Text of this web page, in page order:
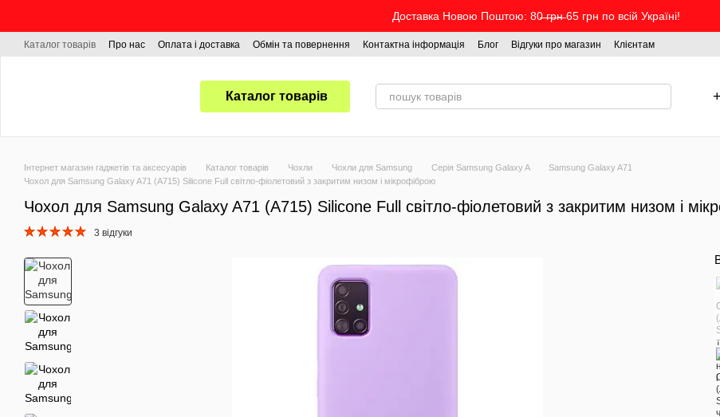
Доставка Новою Поштою: 80̶ ̶г̶р̶н̶ 65 грн по всій Україні!
Каталог товарів Про нас Оплата і доставка Обмін та повернення Контактна інформація Блог Відгуки про магазин Клієнтам
Каталог товарів
Інтернет магазин гаджетів та аксесуарів Каталог товарів Чохли Чохли для Samsung Серія Samsung Galaxy A
Samsung Galaxy A71
Чохол для Samsung Galaxy A71 (A715) Silicone Full світло-фіолетовий з закритим низом і мікрофіброю
Чохол для Samsung Galaxy A71 (A715) Silicone Full світло-фіолетовий з закритим низом і
3 відгуки